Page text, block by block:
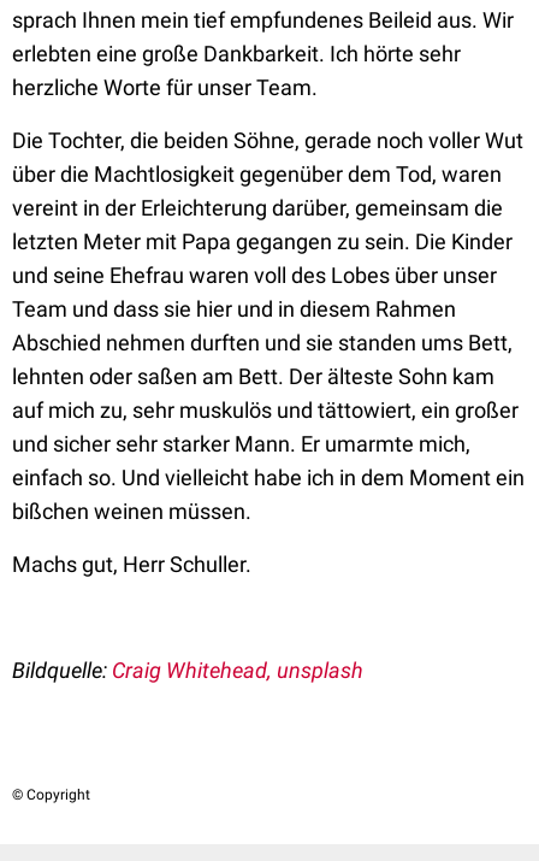
sprach Ihnen mein tief empfundenes Beileid aus. Wir
erlebten eine große Dankbarkeit. Ich hörte sehr
herzliche Worte für unser Team.
Die Tochter, die beiden Söhne, gerade noch voller Wut
über die Machtlosigkeit gegenüber dem Tod, waren
vereint in der Erleichterung darüber, gemeinsam die
letzten Meter mit Papa gegangen zu sein. Die Kinder
und seine Ehefrau waren voll des Lobes über unser
Team und dass sie hier und in diesem Rahmen
Abschied nehmen durften und sie standen ums Bett,
lehnten oder saßen am Bett. Der älteste Sohn kam
auf mich zu, sehr muskulös und tättowiert, ein großer
und sicher sehr starker Mann. Er umarmte mich,
einfach so. Und vielleicht habe ich in dem Moment ein
bißchen weinen müssen.
Machs gut, Herr Schuller.
Bildquelle: Craig Whitehead, unsplash
© Copyright